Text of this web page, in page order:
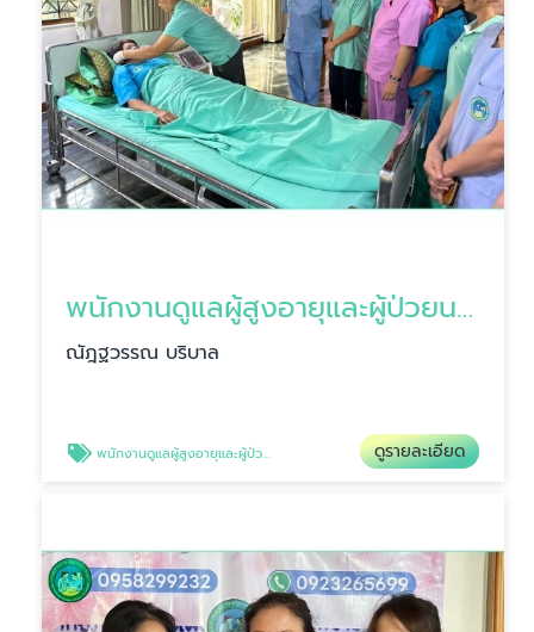
พนักงานดูแลผู้สูงอายุและผู้ป่วยนอนติดเตียง
ณัฎฐวรรณ บริบาล
พนักงานดูแลผู้สูงอายุและผู้ป่วยนอนติดเตียง ดูรายละเอียด